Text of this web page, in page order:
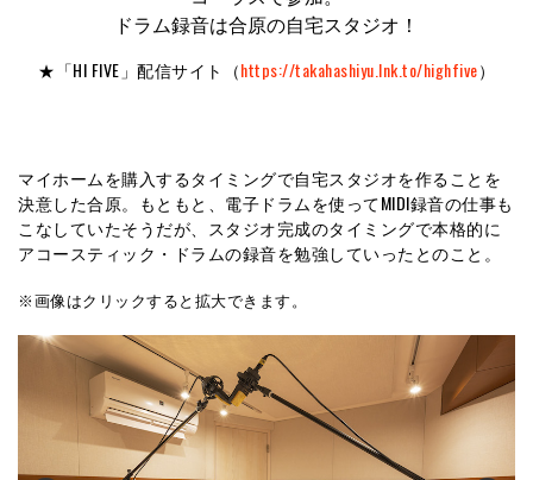
ドラム録音は合原の自宅スタジオ！
★「HI FIVE」配信サイト（https://takahashiyu.lnk.to/highfive）
マイホームを購入するタイミングで自宅スタジオを作ることを
決意した合原。もともと、電子ドラムを使ってMIDI録音の仕事も
こなしていたそうだが、スタジオ完成のタイミングで本格的に
アコースティック・ドラムの録音を勉強していったとのこと。
※画像はクリックすると拡大できます。